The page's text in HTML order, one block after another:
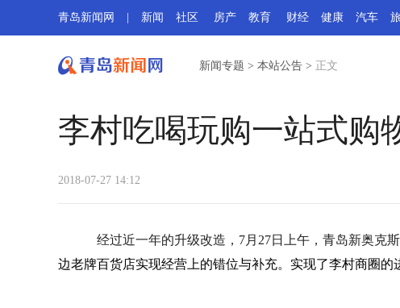
青岛新闻网 新闻 社区 房产 教育 财经 健康 汽车
新闻专题 > 本站公告 > 正文
李村吃喝玩购一站式购
2018-07-27 14:12
经过近一年的升级改造，7月27日上午，青岛新奥克
边老牌百货店实现经营上的错位与补充。实现了李村商圈的